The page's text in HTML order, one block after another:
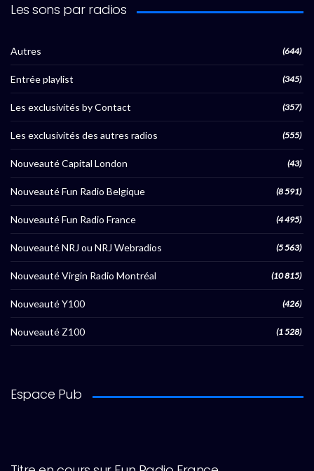
Les sons par radios
Autres (644)
Entrée playlist (345)
Les exclusivités by Contact (357)
Les exclusivités des autres radios (555)
Nouveauté Capital London (43)
Nouveauté Fun Radio Belgique (8 591)
Nouveauté Fun Radio France (4 495)
Nouveauté NRJ ou NRJ Webradios (5 563)
Nouveauté Virgin Radio Montréal (10 815)
Nouveauté Y100 (426)
Nouveauté Z100 (1 528)
Espace Pub